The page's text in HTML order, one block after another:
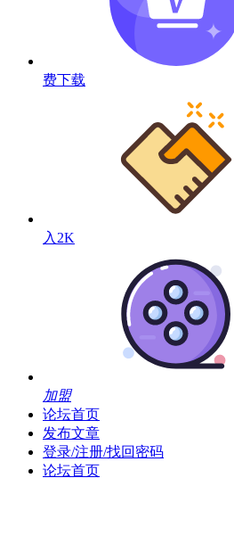
费下载
入2K
加盟
论坛首页
发布文章
登录/注册/找回密码
论坛首页